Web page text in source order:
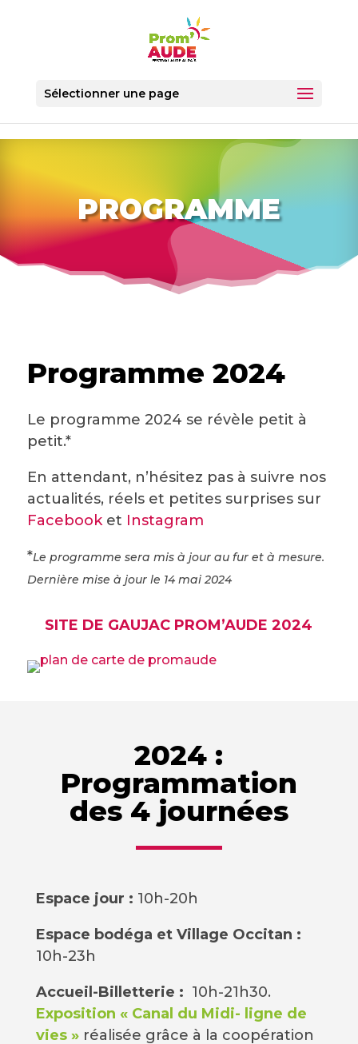
Sélectionner une page
PROGRAMME
Programme 2024
Le programme 2024 se révèle petit à
petit.*
En attendant, n’hésitez pas à suivre nos
actualités, réels et petites surprises sur
Facebooket Instagram
*Le programme sera mis à jour au fur et à mesure.
Dernière mise à jour le 14 mai 2024
SITE DE GAUJAC PROM’AUDE 2024
2024 :
Programmation
des 4 journées
Espace jour : 10h-20h
Espace bodéga et Village Occitan :
10h-23h
Accueil-Billetterie : 10h-21h30.
Exposition « Canal du Midi- ligne de
vies » réalisée grâce à la coopération